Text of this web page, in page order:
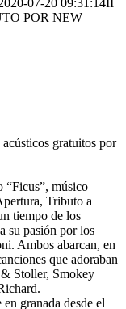
07-20 09:31:14II
POR NEW
gratuitos por
“Ficus”, músico
Tributo a
tiempo de los
su pasión por los
Ambos abarcan, en
que adoraban
Stoller, Smokey
granada desde el